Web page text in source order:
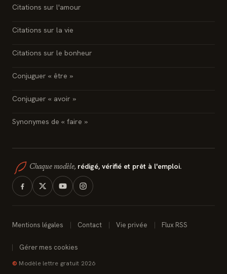
Citations sur l'amour
Citations sur la vie
Citations sur le bonheur
Conjuguer « être »
Conjuguer « avoir »
Synonymes de « faire »
Chaque modèle, rédigé, vérifié et prêt à l'emploi.
Mentions légales Contact Vie privée Flux RSS
Gérer mes cookies
© Modèle lettre gratuit 2026